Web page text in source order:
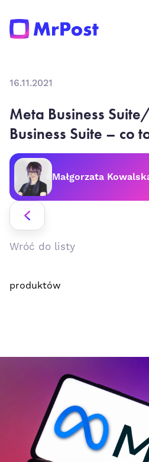
Wróć do listy
produktów
16.11.2021
Meta Business
Business Suite – co
Małgorzata